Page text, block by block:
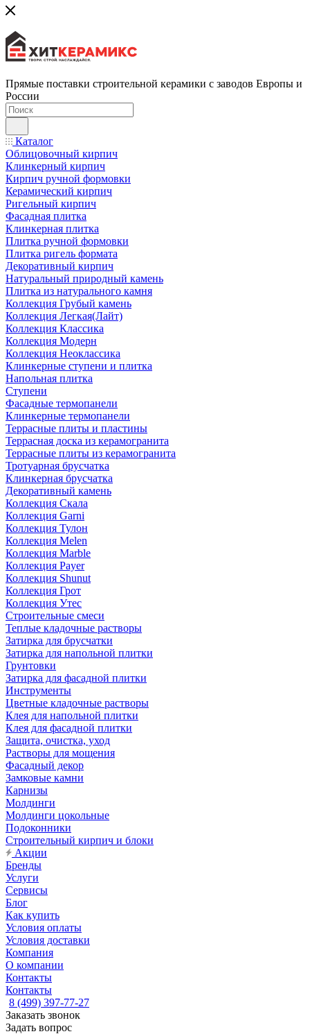
Прямые поставки строительной керамики с заводов Европы и
России
Каталог
Облицовочный кирпич
Клинкерный кирпич
Кирпич ручной формовки
Керамический кирпич
Ригельный кирпич
Фасадная плитка
Клинкерная плитка
Плитка ручной формовки
Плитка ригель формата
Декоративный кирпич
Натуральный природный камень
Плитка из натурального камня
Коллекция Грубый камень
Коллекция Легкая(Лайт)
Коллекция Классика
Коллекция Модерн
Коллекция Неоклассика
Клинкерные ступени и плитка
Напольная плитка
Ступени
Фасадные термопанели
Клинкерные термопанели
Террасные плиты и пластины
Террасная доска из керамогранита
Террасные плиты из керамогранита
Тротуарная брусчатка
Клинкерная брусчатка
Декоративный камень
Коллекция Скала
Коллекция Garni
Коллекция Тулон
Коллекция Melen
Коллекция Marble
Коллекция Payer
Коллекция Shunut
Коллекция Грот
Коллекция Утес
Строительные смеси
Теплые кладочные растворы
Затирка для брусчатки
Затирка для напольной плитки
Грунтовки
Затирка для фасадной плитки
Инструменты
Цветные кладочные растворы
Клея для напольной плитки
Клея для фасадной плитки
Защита, очистка, уход
Растворы для мощения
Фасадный декор
Замковые камни
Карнизы
Молдинги
Молдинги цокольные
Подоконники
Строительный кирпич и блоки
Акции
Бренды
Услуги
Сервисы
Блог
Как купить
Условия оплаты
Условия доставки
Компания
О компании
Контакты
Контакты
8 (499) 397-77-27
Заказать звонок
Задать вопрос